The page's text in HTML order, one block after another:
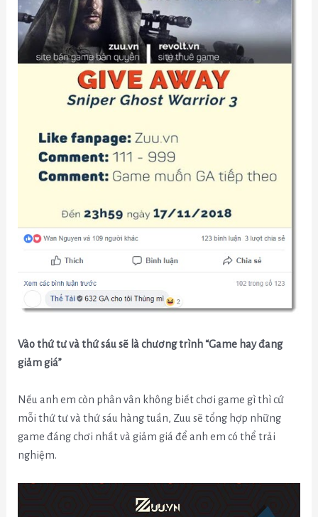
Vào thứ tư và thứ sáu sẽ là chương trình “Game hay đang
giảm giá”
Nếu anh em còn phân vân không biết chơi game gì thì cứ
mỗi thứ tư và thứ sáu hàng tuần, Zuu sẽ tổng hợp những
game đáng chơi nhất và giảm giá để anh em có thể trải
nghiệm.